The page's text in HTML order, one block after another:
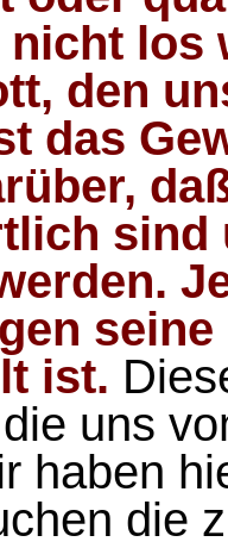
nicht los
den
das
sind
ist.
uns
haben
die